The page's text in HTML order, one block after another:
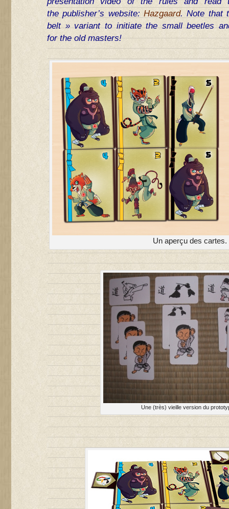
the publisher’s website:Hazgaard. Note that
belt » variant to initiate the small beetles
for the old masters!
Un aperçu des cartes.
Une (très) vieille version du